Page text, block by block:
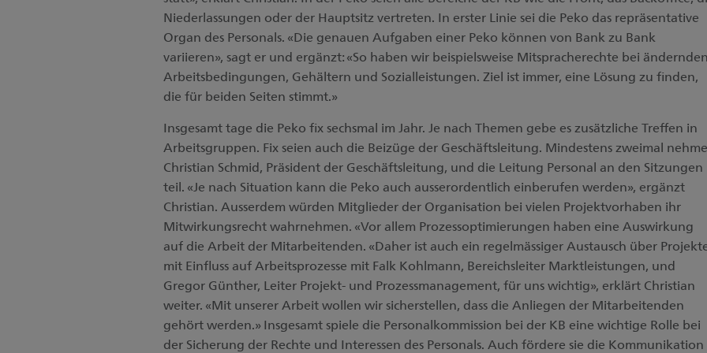
Niederlassungen oder der Hauptsitz vertreten. In erster Linie sei die Peko das repräsentative
Organ des Personals. «Die genauen Aufgaben einer Peko können von Bank zu Bank
variieren», sagt er und ergänzt: «So haben wir beispielsweise Mitspracherechte bei ändernden
Arbeitsbedingungen, Gehältern und Sozialleistungen. Ziel ist immer, eine Lösung zu finden,
die für beiden Seiten stimmt.»
Insgesamt tage die Peko fix sechsmal im Jahr. Je nach Themen gebe es zusätzliche Treffen in
Arbeitsgruppen. Fix seien auch die Beizüge der Geschäftsleitung. Mindestens zweimal
Christian Schmid, Präsident der Geschäftsleitung, und die Leitung Personal an den Sitzungen
teil. «Je nach Situation kann die Peko auch ausserordentlich einberufen werden», ergänzt
Christian. Ausserdem würden Mitglieder der Organisation bei vielen Projektvorhaben ihr
Mitwirkungsrecht wahrnehmen. «Vor allem Prozessoptimierungen haben eine Auswirkung
auf die Arbeit der Mitarbeitenden. «Daher ist auch ein regelmässiger Austausch über
mit Einfluss auf Arbeitsprozesse mit Falk Kohlmann, Bereichsleiter Marktleistungen, und
Gregor Günther, Leiter Projekt- und Prozessmanagement, für uns wichtig», erklärt Christian
weiter. «Mit unserer Arbeit wollen wir sicherstellen, dass die Anliegen der Mitarbeitenden
gehört werden.» Insgesamt spiele die Personalkommission bei der KB eine wichtige Rolle bei
der Sicherung der Rechte und Interessen des Personals. Auch fördere sie die Kommunikation